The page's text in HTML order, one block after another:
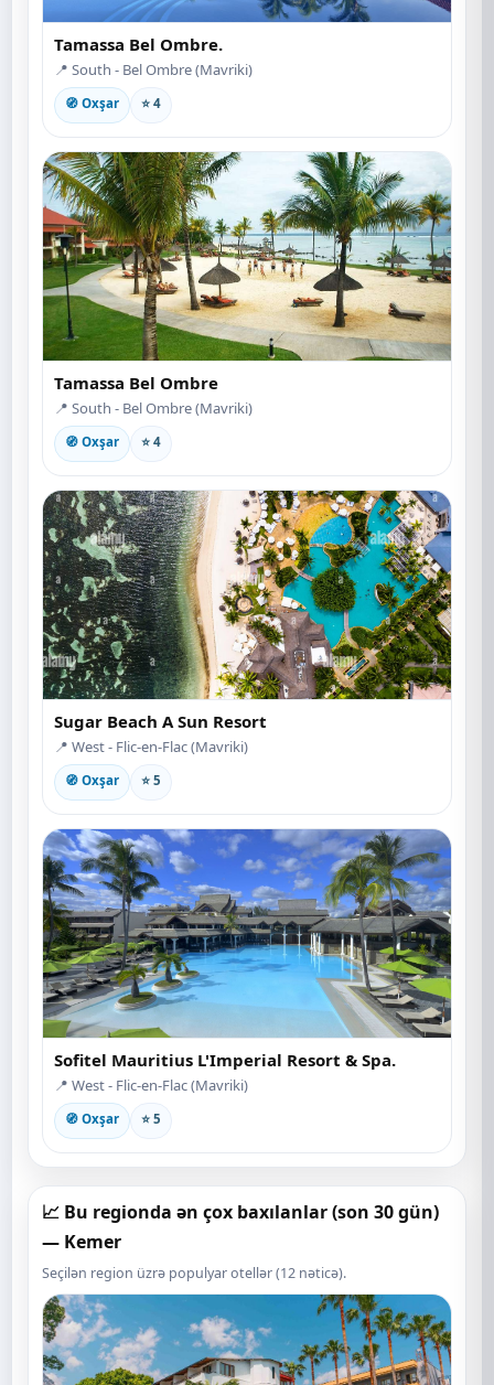
Tamassa Bel Ombre.
📍 South - Bel Ombre (Mavriki)
🧭 Oxşar ⭐ 4
Tamassa Bel Ombre
📍 South - Bel Ombre (Mavriki)
🧭 Oxşar ⭐ 4
Sugar Beach A Sun Resort
📍 West - Flic-en-Flac (Mavriki)
🧭 Oxşar ⭐ 5
Sofitel Mauritius L'Imperial Resort & Spa.
📍 West - Flic-en-Flac (Mavriki)
🧭 Oxşar ⭐ 5
📈 Bu regionda ən çox baxılanlar (son 30 gün)
— Kemer
Seçilən region üzrə populyar otellər (12 nəticə).